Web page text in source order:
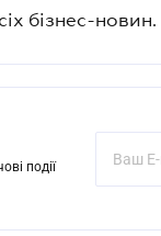
бізнес-новин.
події